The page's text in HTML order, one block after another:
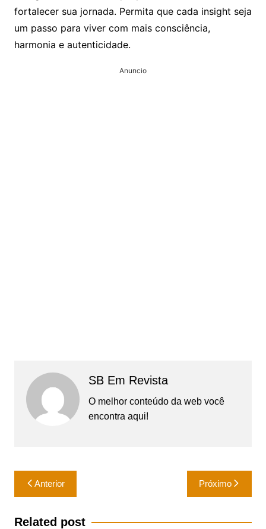
fortalecer sua jornada. Permita que cada insight seja
um passo para viver com mais consciência,
harmonia e autenticidade.
Anuncio
SB Em Revista
O melhor conteúdo da web você
encontra aqui!
Navegação
de
Post
Anterior Próximo
Related post